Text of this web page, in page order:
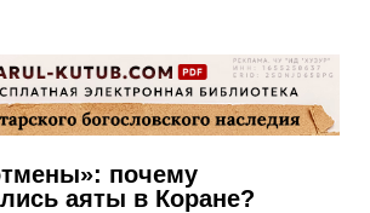
почему
аяты в Коране?